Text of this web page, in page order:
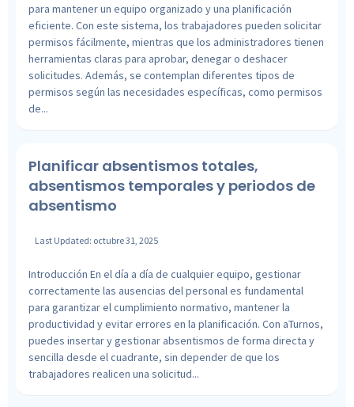
para mantener un equipo organizado y una planificación
eficiente. Con este sistema, los trabajadores pueden solicitar
permisos fácilmente, mientras que los administradores tienen
herramientas claras para aprobar, denegar o deshacer
solicitudes. Además, se contemplan diferentes tipos de
permisos según las necesidades específicas, como permisos
de...
Planificar absentismos totales,
absentismos temporales y periodos de
absentismo
Last Updated: octubre 31, 2025
Introducción En el día a día de cualquier equipo, gestionar
correctamente las ausencias del personal es fundamental
para garantizar el cumplimiento normativo, mantener la
productividad y evitar errores en la planificación. Con aTurnos,
puedes insertar y gestionar absentismos de forma directa y
sencilla desde el cuadrante, sin depender de que los
trabajadores realicen una solicitud...